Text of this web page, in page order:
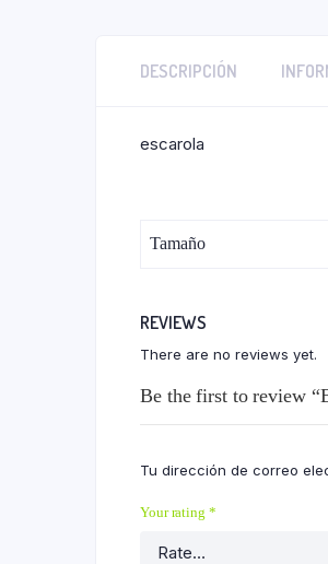
DESCRIPCIÓN
escarola
Tamaño
REVIEWS
There are no reviews yet.
Be the first to review
Tu dirección de correo
Your rating *